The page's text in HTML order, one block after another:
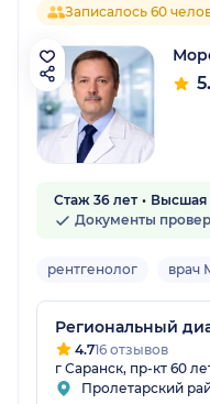
Записалось 60
Стаж 36 лет
Высшая
Документы
рентгенолог врач
Региональный
4.716 отзывов
г Саранск, пр-кт 60
Пролетарский